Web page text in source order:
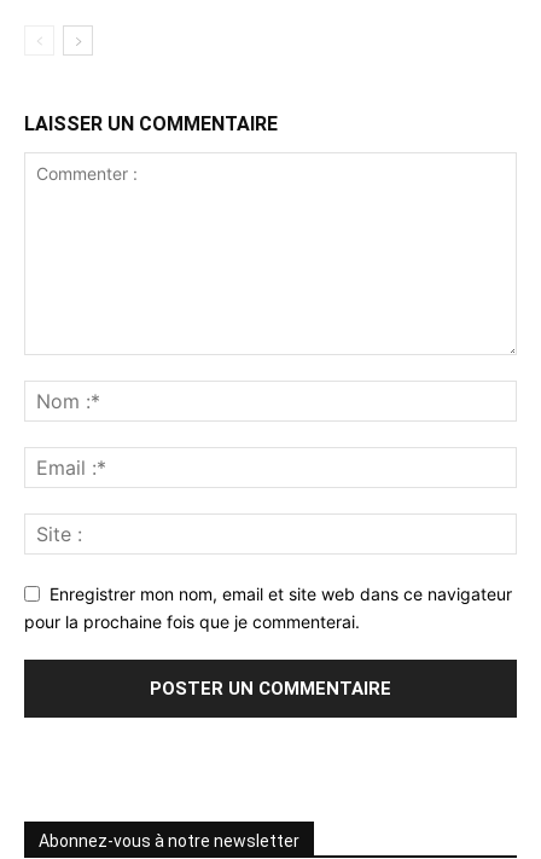
LAISSER UN COMMENTAIRE
Enregistrer mon nom, email et site web dans ce navigateur
pour la prochaine fois que je commenterai.
Abonnez-vous à notre newsletter